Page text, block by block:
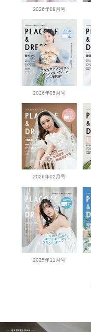
2026年08月号
2026年05月号
2026年02月号
2025年11月号